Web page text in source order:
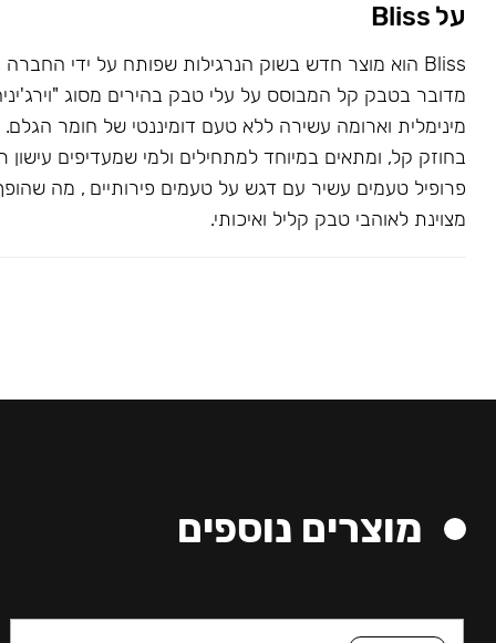
על Bliss
מדובר בטבק קל המבוסס על עלי טבק בהירים מסוג
מינימלית וארומה עשירה ללא טעם דומיננטי של חומר
פרופיל טעמים עשיר עם דגש על טעמים פירותיים , מה
מצוינת לאוהבי טבק קליל ואיכותי.
מוצרים נוספים